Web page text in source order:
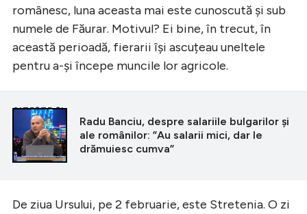
românesc, luna aceasta mai este cunoscută și sub
numele de Făurar. Motivul? Ei bine, în trecut, în
această perioadă, fierarii își ascuțeau uneltele
pentru a-și începe muncile lor agricole.
CITEȘTE ȘI
Radu Banciu, despre salariile bulgarilor și
ale românilor: ”Au salarii mici, dar le
drămuiesc cumva”
De ziua Ursului, pe 2 februarie, este Stretenia. O zi